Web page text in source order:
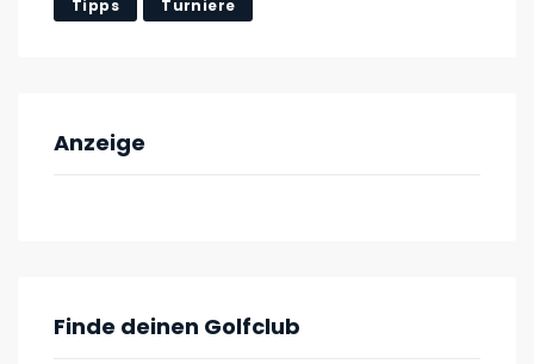
Tipps Turniere
Anzeige
Finde deinen Golfclub